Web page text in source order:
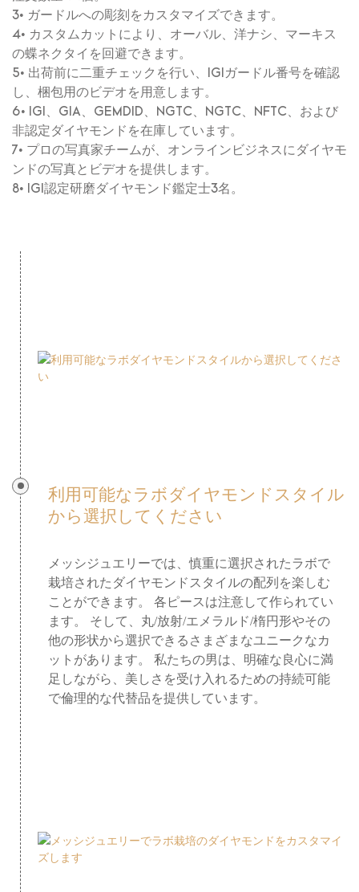
3• ガードルへの彫刻をカスタマイズできます。
4• カスタムカットにより、オーバル、洋ナシ、マーキス
の蝶ネクタイを回避できます。
5• 出荷前に二重チェックを行い、IGIガードル番号を確認
し、梱包用のビデオを用意します。
6• IGI、GIA、GEMDID、NGTC、NGTC、NFTC、および
非認定ダイヤモンドを在庫しています。
7• プロの写真家チームが、オンラインビジネスにダイヤモ
ンドの写真とビデオを提供します。
8• IGI認定研磨ダイヤモンド鑑定士3名。
利用可能なラボダイヤモンドスタイル
から選択してください
メッシジュエリーでは、慎重に選択されたラボで
栽培されたダイヤモンドスタイルの配列を楽しむ
ことができます。 各ピースは注意して作られてい
ます。 そして、丸/放射/エメラルド/楕円形やその
他の形状から選択できるさまざまなユニークなカ
ットがあります。 私たちの男は、明確な良心に満
足しながら、美しさを受け入れるための持続可能